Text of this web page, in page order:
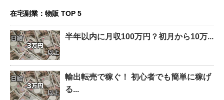
在宅副業：物販 TOP 5
半年以内に月収100万円？初月から10万...
輸出転売で稼ぐ！ 初心者でも簡単に稼げ
る...